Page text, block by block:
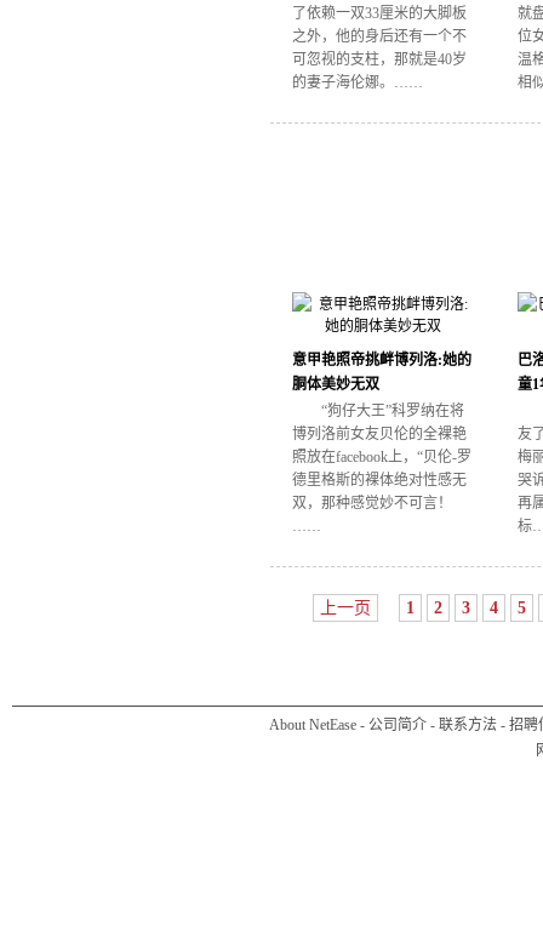
了依赖一双33厘米的大脚板
之外，他的身后还有一个不
可忽视的支柱，那就是40岁
的妻子海伦娜。……
就
位
温
相
意甲艳照帝挑衅博列洛:她的
胴体美妙无双
“狗仔大王”科罗纳在将
博列洛前女友贝伦的全裸艳
照放在facebook上，“贝伦-罗
德里格斯的裸体绝对性感无
双，那种感觉妙不可言！
……
巴
童1
友
梅
哭
再
标
上一页 1 2 3 4 5
About NetEase - 公司简介 - 联系方法 - 招聘